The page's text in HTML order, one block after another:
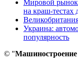
Мировой рынок:
на краш-тестах
Украина:
популярность
© "